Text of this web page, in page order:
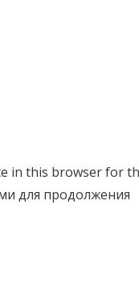
in this browser for
для продолжения